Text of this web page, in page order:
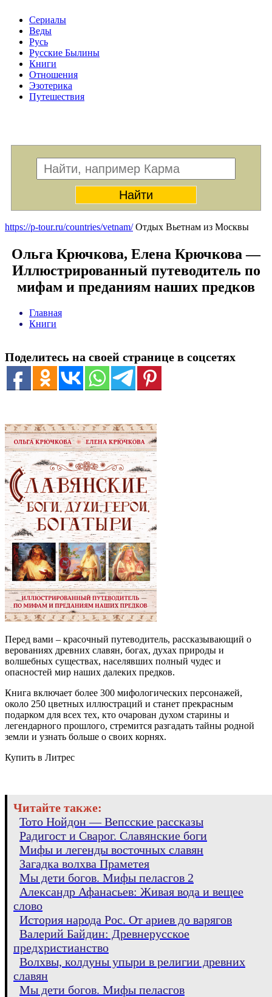
Сериалы
Веды
Русь
Русские Былины
Книги
Отношения
Эзотерика
Путешествия
https://p-tour.ru/countries/vetnam/Отдых Вьетнам из Москвы
Ольга Крючкова, Елена Крючкова —
Иллюстрированный путеводитель по
мифам и преданиям наших предков
Главная
Книги
Поделитесь на своей странице в соцсетях
Перед вами – красочный путеводитель, рассказывающий о
верованиях древних славян, богах, духах природы и
волшебных существах, населявших полный чудес и
опасностей мир наших далеких предков.
Книга включает более 300 мифологических персонажей,
около 250 цветных иллюстраций и станет прекрасным
подарком для всех тех, кто очарован духом старины и
легендарного прошлого, стремится разгадать тайны родной
земли и узнать больше о своих корнях.
Купить в Литрес
Читайте также:
Тото Нойдон — Вепсские рассказы
Радигост и Сварог. Славянские боги
Мифы и легенды восточных славян
Загадка волхва Праметея
Мы дети богов. Мифы пеласгов 2
Александр Афанасьев: Живая вода и вещее
слово
История народа Рос. От ариев до варягов
Валерий Байдин: Древнерусское
предхристианство
Волхвы, колдуны упыри в религии древних
славян
Мы дети богов. Мифы пеласгов